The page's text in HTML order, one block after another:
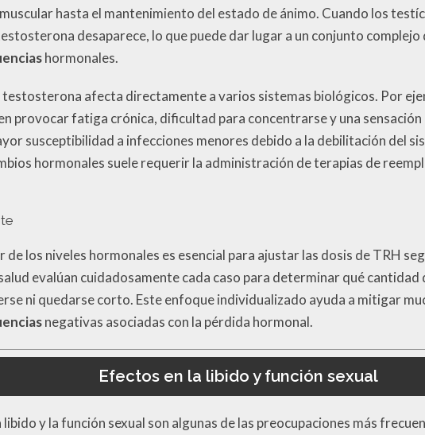
hasta el mantenimiento del estado de ánimo. Cuando los
desaparece, lo que puede dar lugar a un conjunto complejo
hormonales.
testosterona afecta directamente a varios sistemas biológicos. Por
provocar fatiga crónica, dificultad para concentrarse y una
susceptibilidad a infecciones menores debido a la debilitación del
hormonales suele requerir la administración de terapias de
los niveles hormonales es esencial para ajustar las dosis de TRH
evalúan cuidadosamente cada caso para determinar qué
ni quedarse corto. Este enfoque individualizado ayuda a mitigar
negativas asociadas con la pérdida hormonal.
Efectos en la libido y función sexual
y la función sexual son algunas de las preocupaciones más